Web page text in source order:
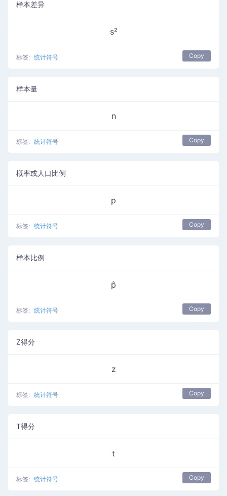
样本差异
s²
标签: 统计符号 Copy
样本量
n
标签: 统计符号 Copy
概率或人口比例
p
标签: 统计符号 Copy
样本比例
p̂
标签: 统计符号 Copy
Z得分
z
标签: 统计符号 Copy
T得分
t
标签: 统计符号 Copy